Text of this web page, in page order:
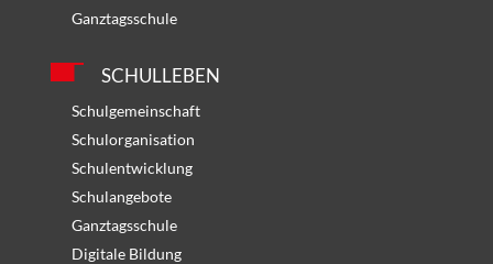
Ganztagsschule
SCHULLEBEN
Schulgemeinschaft
Schulorganisation
Schulentwicklung
Schulangebote
Ganztagsschule
Digitale Bildung